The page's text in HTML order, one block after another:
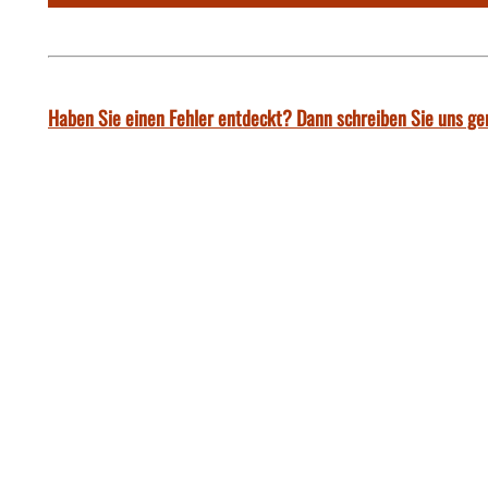
Haben Sie einen Fehler entdeckt? Dann schreiben Sie uns